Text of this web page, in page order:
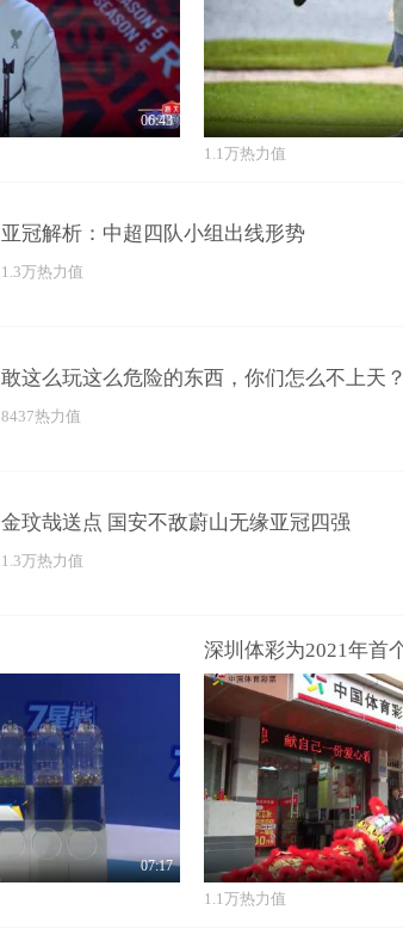
06:43
1.1万热力值
亚冠解析：中超四队小组出线形势
1.3万热力值
敢这么玩这么危险的东西，你们怎么不上天？
8437热力值
金玟哉送点 国安不敌蔚山无缘亚冠四强
1.3万热力值
07:17
1.1万热力值